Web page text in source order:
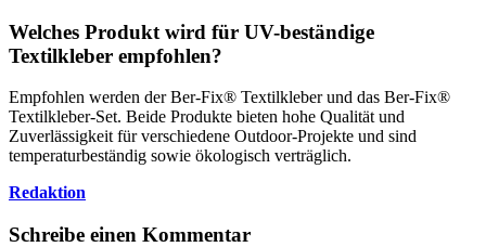
Welches Produkt wird für UV-beständige
Textilkleber empfohlen?
Empfohlen werden der Ber-Fix® Textilkleber und das Ber-Fix®
Textilkleber-Set. Beide Produkte bieten hohe Qualität und
Zuverlässigkeit für verschiedene Outdoor-Projekte und sind
temperaturbeständig sowie ökologisch verträglich.
Redaktion
Schreibe einen Kommentar